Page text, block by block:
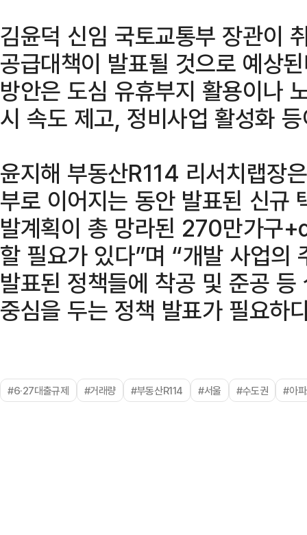
김윤덕 신임 국토교통부 장관이
공급대책이 발표될 것으로 예상
방안은 도심 유휴부지 활용이나
시 속도 제고, 정비사업 활성화
윤지해 부동산R114 리서치랩장
부로 이어지는 동안 발표된 신규
발계획이 총 망라된 270만가구
할 필요가 있다”며 “개발 사업의
발표된 정책들에 착공 및 준공
중심을 두는 정책 발표가 필요하
#6·27대출규제 #거래량 #부동산R114 #서울 #수도권 #아